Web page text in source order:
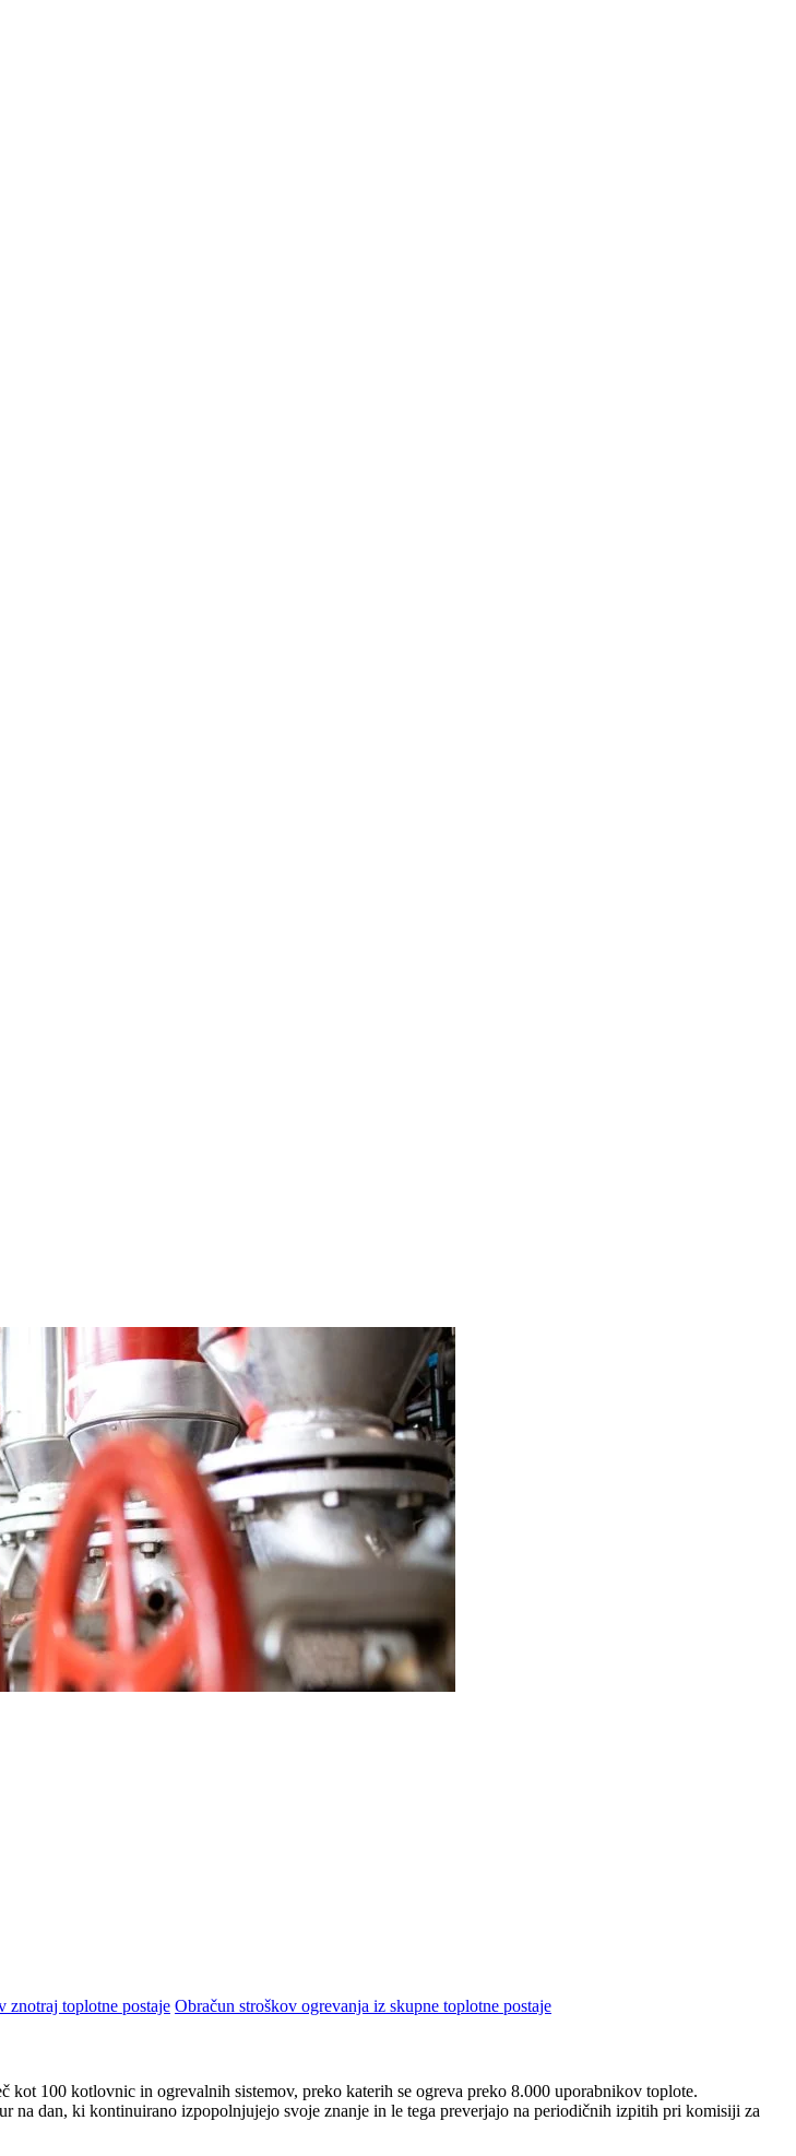
znotraj toplotne postaje Obračun stroškov ogrevanja iz skupne toplotne postaje
100 kotlovnic in ogrevalnih sistemov, preko katerih se ogreva preko 8.000 uporabnikov toplote.
na dan, ki kontinuirano izpopolnjujejo svoje znanje in le tega preverjajo na periodičnih izpitih pri komisiji za